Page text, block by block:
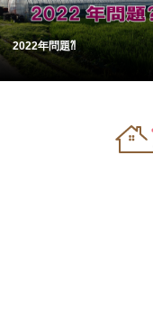
2022年問題⁈